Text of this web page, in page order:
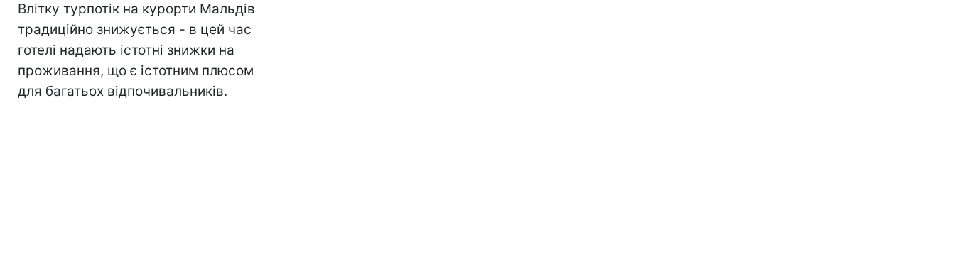
Влітку турпотік на курорти Мальдів
традиційно знижується - в цей час
готелі надають істотні знижки на
проживання, що є істотним плюсом
для багатьох відпочивальників.